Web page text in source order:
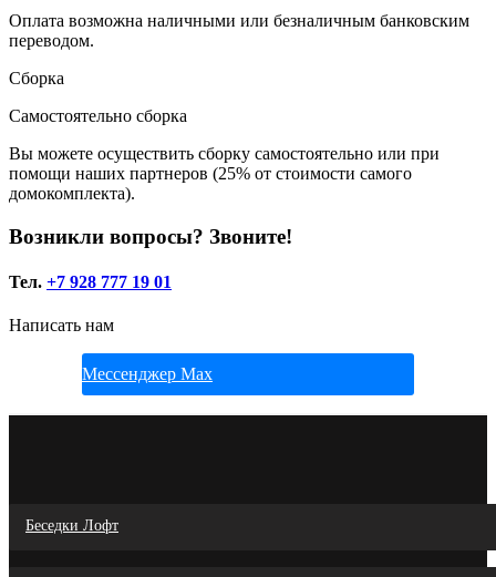
Оплата возможна наличными или безналичным банковским
переводом.
Сборка
Cамостоятельно сборка
Вы можете осуществить сборку самостоятельно или при
помощи наших партнеров (25% от стоимости самого
домокомплекта).
Возникли вопросы? Звоните!
Тел. +7 928 777 19 01
Написать нам
Мессенджер Max
Беседки Лофт